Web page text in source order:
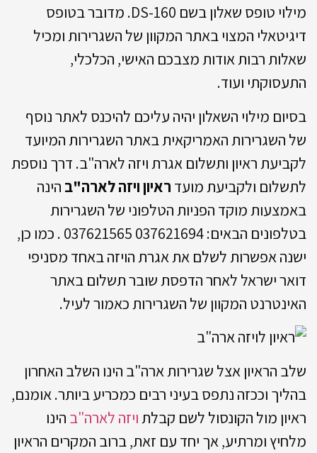
מילוי טופס שאלון בשם DS-160. מדובר בטופס
דיגיטאלי המצוי באתר המקוון של השגרירות‎‏ ומכיל
שאלות רבות אודות מצבכם האישי, הכלכלי,
התעסוקתי ועוד.
בסיום מילוי השאלון יהיה עליכם להיכנס לאתר נוסף
של השגרירות האמריקאית באתר השגרירות המיועד
לקביעת ראיון ותשלום אגרת ויזה לארה"ב. דרך נוספת
לתשלום ולקביעת מועד ראיון ויזה לארה"ב הינה
באמצעות מוקד הפניות הטלפוני של השגרירות
בטלפונים הבאים: 037621694 037621565 . כמו כן,
ישנה אפשרות לשלם את אגרת הויזה באחד מסניפי
דואר ישראל לאחר הדפסת שובר תשלום באתר
האינטרנט המקוון של השגרירות כאמור לעיל.
שלב הראיון אצל שגרירות ארה"ב הינו השלב האחרון
בהליך וככזה נתפס בעיני רבים כמכריע ביותר. אומנם,
ראיון מול הקונסול לשם קבלת ויזה לארה"ב הינו
מלחיץ ומרתיע, אך יחד עם זאת, ברוב המקרים הראיון